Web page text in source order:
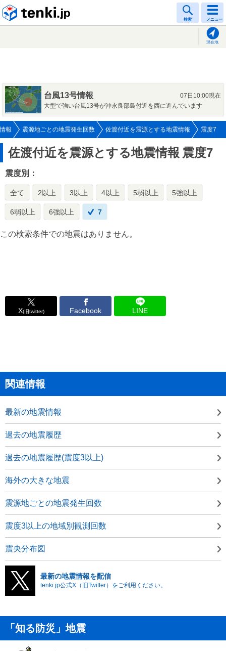
検索 メニュー
現在地
台風13号情報
07日10:00現在
大型で強い台風13号が沖永良部島付近を西に進んでいます
報 震源地ごとの地震発生回数 佐渡付近を震源とする地震情報 震度7
佐渡付近を震源とする地震情報 震度7
震度別：
全て 2以上 3以上 4以上 5弱以上 5強以上
6弱以上 6強以上 7
この検索条件での地震はありません。
X(旧twitter) Facebook LINE
関連情報
最新の地震情報
過去の地震履歴
過去の地震履歴(震度3以上)
海外の大きな地震
震源地ごとの地震発生回数
震度3以上の地域別観測回数
震央分布図
最新の地震情報を配信
tenki.jp公式X（旧Twitter）をご利用ください。
「知る防災」地震